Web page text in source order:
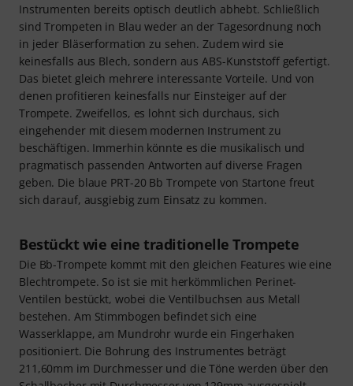
Instrumenten bereits optisch deutlich abhebt. Schließlich
sind Trompeten in Blau weder an der Tagesordnung noch
in jeder Bläserformation zu sehen. Zudem wird sie
keinesfalls aus Blech, sondern aus ABS-Kunststoff gefertigt.
Das bietet gleich mehrere interessante Vorteile. Und von
denen profitieren keinesfalls nur Einsteiger auf der
Trompete. Zweifellos, es lohnt sich durchaus, sich
eingehender mit diesem modernen Instrument zu
beschäftigen. Immerhin könnte es die musikalisch und
pragmatisch passenden Antworten auf diverse Fragen
geben. Die blaue PRT-20 Bb Trompete von Startone freut
sich darauf, ausgiebig zum Einsatz zu kommen.
Bestückt wie eine traditionelle Trompete
Die Bb-Trompete kommt mit den gleichen Features wie eine
Blechtrompete. So ist sie mit herkömmlichen Perinet-
Ventilen bestückt, wobei die Ventilbuchsen aus Metall
bestehen. Am Stimmbogen befindet sich eine
Wasserklappe, am Mundrohr wurde ein Fingerhaken
positioniert. Die Bohrung des Instrumentes beträgt
211,60mm im Durchmesser und die Töne werden über den